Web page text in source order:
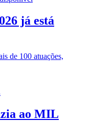
já está
de 100 atuações,
ao MIL